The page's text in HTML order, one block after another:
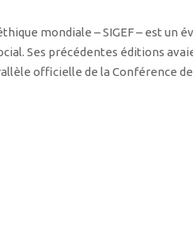
mondiale – SIGEF – est
Ses précédentes éditions
officielle de la Conférence